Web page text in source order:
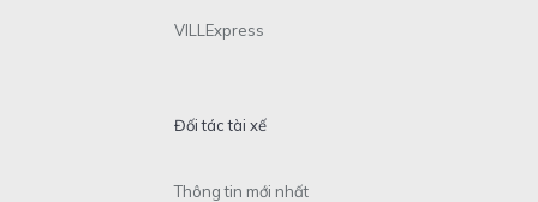
VILLExpress
Đối tác tài xế
Thông tin mới nhất